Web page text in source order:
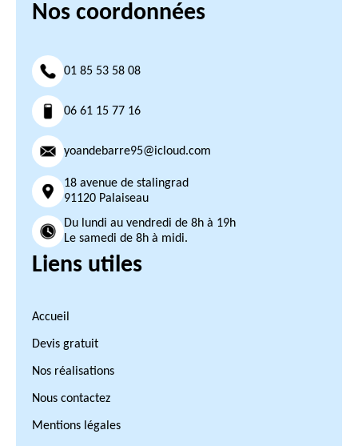
Nos coordonnées
01 85 53 58 08
06 61 15 77 16
yoandebarre95@icloud.com
18 avenue de stalingrad
91120 Palaiseau
Du lundi au vendredi de 8h à 19h
Le samedi de 8h à midi.
Liens utiles
Accueil
Devis gratuit
Nos réalisations
Nous contactez
Mentions légales